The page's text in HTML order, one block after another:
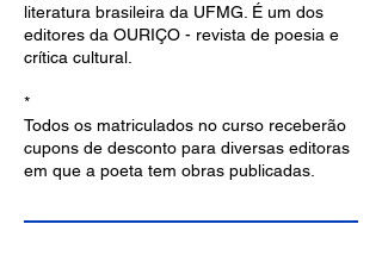
literatura brasileira da UFMG. É um dos
editores da OURIÇO - revista de poesia e
crítica cultural.
*
Todos os matriculados no curso receberão
cupons de desconto para diversas editoras
em que a poeta tem obras publicadas.